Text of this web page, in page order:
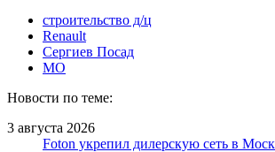
строительство д/ц
Renault
Сергиев Посад
МО
Новости по теме:
3 августа 2026
Foton укрепил дилерскую сеть в